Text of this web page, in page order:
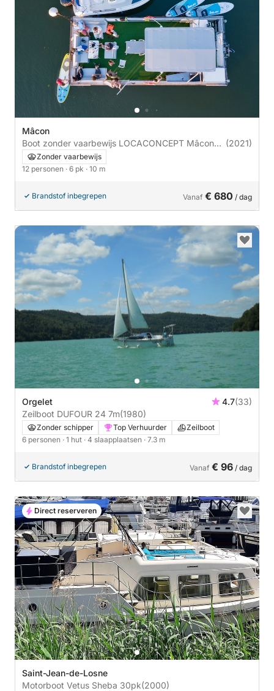
Mâcon
Boot zonder vaarbewijs LOCACONCEPT Mâcon
PLEIN SOLEIL 6pk
(2021)
Zonder vaarbewijs
12 personen · 6 pk · 10 m
Brandstof inbegrepen Vanaf € 680 / dag
Orgelet 4.7(33)
Zeilboot DUFOUR 24 7m(1980)
Zonder schipper Top Verhuurder
Zeilboot
6 personen · 1 hut · 4 slaapplaatsen · 7.3 m
Brandstof inbegrepen Vanaf € 96 / dag
Saint-Jean-de-Losne
Motorboot Vetus Sheba 30pk(2000)
Direct reserveren